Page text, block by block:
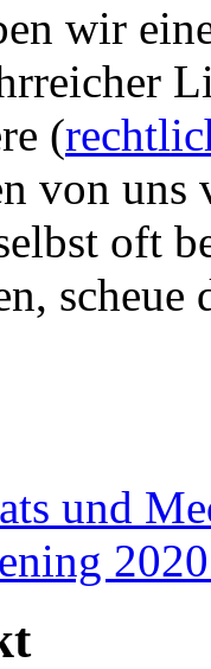
wir
(
von
oft
und